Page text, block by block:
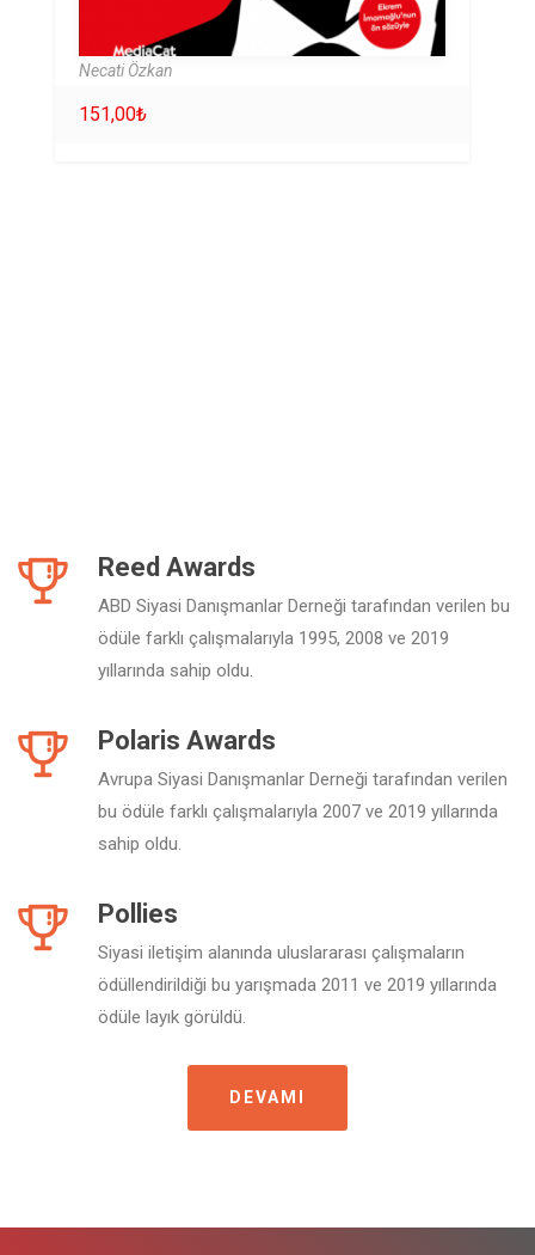
Necati Özkan
151,00₺
Reed Awards
ABD Siyasi Danışmanlar Derneği tarafından verilen bu
ödüle farklı çalışmalarıyla 1995, 2008 ve 2019
yıllarında sahip oldu.
Polaris Awards
Avrupa Siyasi Danışmanlar Derneği tarafından verilen
bu ödüle farklı çalışmalarıyla 2007 ve 2019 yıllarında
sahip oldu.
Pollies
Siyasi iletişim alanında uluslararası çalışmaların
ödüllendirildiği bu yarışmada 2011 ve 2019 yıllarında
ödüle layık görüldü.
DEVAMI